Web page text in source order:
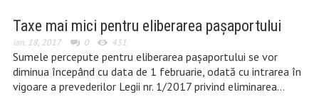
Taxe mai mici pentru eliberarea pașaportului
ian. 18, 2017 0 431
Sumele percepute pentru eliberarea pașaportului se vor
diminua începând cu data de 1 februarie, odată cu intrarea în
vigoare a prevederilor Legii nr. 1/2017 privind eliminarea…